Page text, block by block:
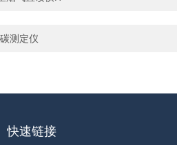
测定仪
快速链接